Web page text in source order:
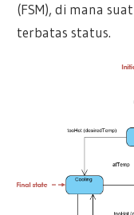
(FSM), di mana
terbatas status.